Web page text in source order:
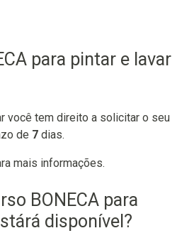
para pintar e lavar
você tem direito a solicitar o seu
de 7 dias.
mais informações.
BONECA para
disponível?